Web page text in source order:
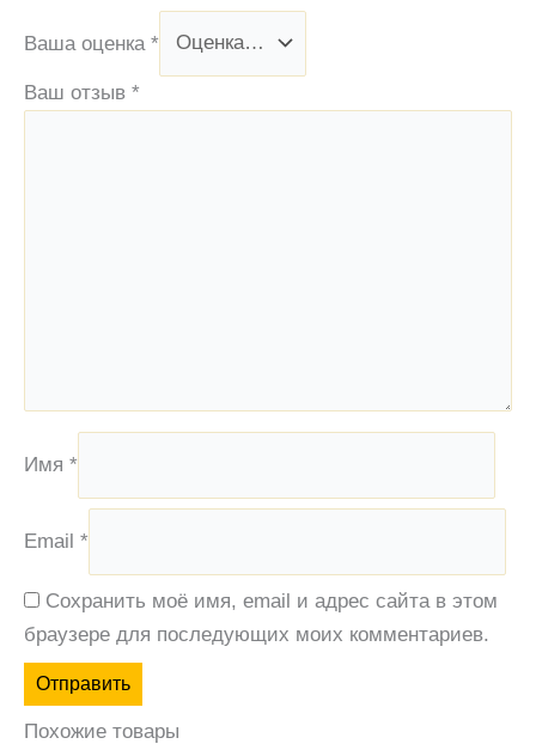
Ваша оценка *
Ваш отзыв *
Имя *
Email *
Сохранить моё имя, email и адрес сайта в этом
браузере для последующих моих комментариев.
Похожие товары